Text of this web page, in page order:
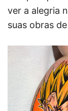
ver a alegria
suas obras